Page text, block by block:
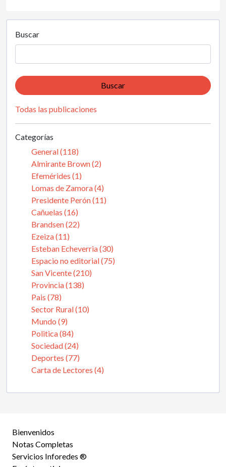
Buscar
Buscar
Todas las publicaciones
Categorías
General (118)
Almirante Brown (2)
Efemérides (1)
Lomas de Zamora (4)
Presidente Perón (11)
Cañuelas (16)
Brandsen (22)
Ezeiza (11)
Esteban Echeverria (30)
Espacio no editorial (75)
San Vicente (210)
Provincia (138)
Pais (78)
Sector Rural (10)
Mundo (9)
Politica (84)
Sociedad (24)
Deportes (77)
Carta de Lectores (4)
Bienvenidos
Notas Completas
Servicios Inforedes ®